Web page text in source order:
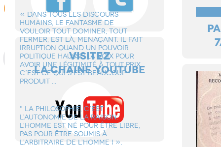
« DANS TOUS LES DISCOURS
HUMAINS, LE FANTASME DE
VOULOIR TOUT DOMINER, TOUT
FERMER, EST Là, MENAçANT. IL FAIT
IRRUPTION QUAND UN POUVOIR
POLITIQUE HAUSSE LA VOIX POUR
AVOIR UNE LéGITIMITé à TOUT PRIX.
C’EST CE QUI S’EST BEAUCOUP
PRODUIT ...
" LA PHILOSOPHIE, C’EST
L’AUTONOMIE DE LA RAISON.
L’HOMME EST Né POUR êTRE LIBRE,
PAS POUR êTRE SOUMIS à
L’ARBITRAIRE DE L’HOMME ! ».
VISITEZ
LA CHAINE YOUTUBE